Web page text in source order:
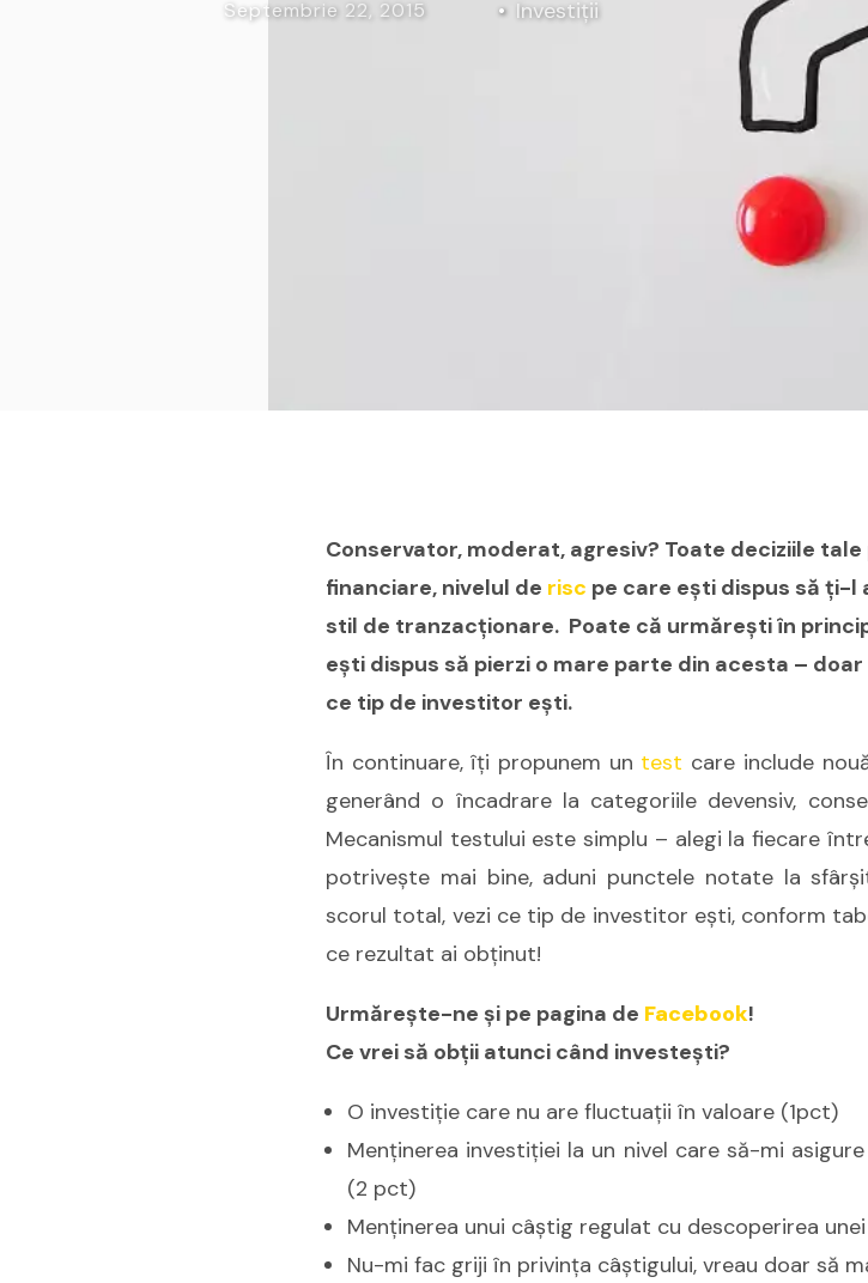
Curs MomentumTool Strategia AS
Septembrie 22, 2015 Investiții
Conservator, moderat, agresiv? Toate deciziile
financiare, nivelul de risc pe care eşti dispus să ţi-l
stil de tranzacţionare. Poate că urmăreşti în
eşti dispus să pierzi o mare parte din acesta –
ce tip de investitor eşti.
În continuare, îţi propunem un test care include
generând o încadrare la categoriile devensiv,
Mecanismul testului este simplu – alegi la fiecare
potriveşte mai bine, aduni punctele notate la
scorul total, vezi ce tip de investitor eşti, conform
ce rezultat ai obţinut!
Urmăreşte-ne şi pe pagina de Facebook!
Ce vrei să obţii atunci când investeşti?
O investiţie care nu are fluctuaţii în valoare (1pct)
Menţinerea investiţiei la un nivel care să-mi
(2 pct)
Menţinerea unui câştig regulat cu descoperirea
Nu-mi fac griji în privinţa câştigului, vreau doar să